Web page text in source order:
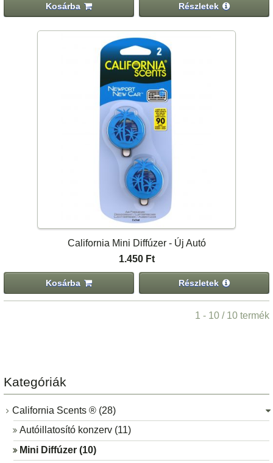
Kosárba Részletek
California Mini Diffúzer - Új Autó
1.450 Ft
Kosárba Részletek
1 - 10 / 10 termék
Kategóriák
California Scents ® (28)
Autóillatosító konzerv (11)
Mini Diffúzer (10)